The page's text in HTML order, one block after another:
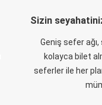
Sizin
Geniş sefer
kolayca bilet
seferler ile her